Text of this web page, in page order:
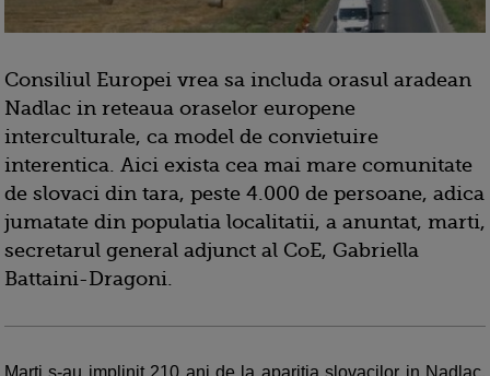
Consiliul Europei vrea sa includa orasul aradean
Nadlac in reteaua oraselor europene
interculturale, ca model de convietuire
interentica. Aici exista cea mai mare comunitate
de slovaci din tara, peste 4.000 de persoane, adica
jumatate din populatia localitatii, a anuntat, marti,
secretarul general adjunct al CoE, Gabriella
Battaini-Dragoni.